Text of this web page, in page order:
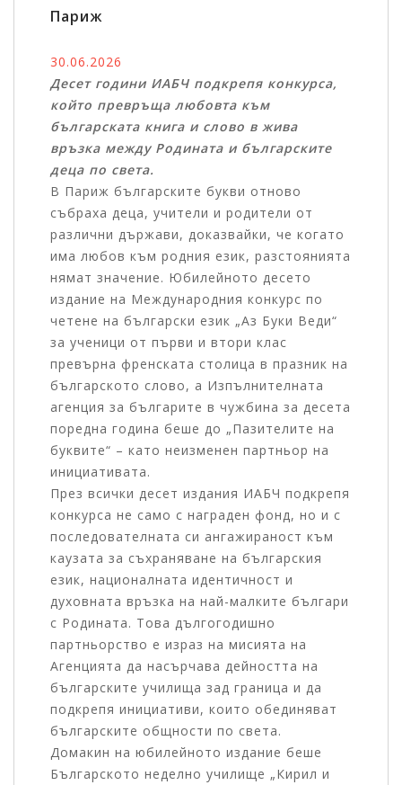
Париж
30.06.2026
Десет години ИАБЧ подкрепя конкурса,
който превръща любовта към
българската книга и слово в жива
връзка между Родината и българските
деца по света.
В Париж българските букви отново
събраха деца, учители и родители от
различни държави, доказвайки, че когато
има любов към родния език, разстоянията
нямат значение. Юбилейното десето
издание на Международния конкурс по
четене на български език „Аз Буки Веди“
за ученици от първи и втори клас
превърна френската столица в празник на
българското слово, а Изпълнителната
агенция за българите в чужбина за десета
поредна година беше до „Пазителите на
буквите“ – като неизменен партньор на
инициативата.
През всички десет издания ИАБЧ подкрепя
конкурса не само с награден фонд, но и с
последователната си ангажираност към
каузата за съхраняване на българския
език, националната идентичност и
духовната връзка на най-малките българи
с Родината. Това дългогодишно
партньорство е израз на мисията на
Агенцията да насърчава дейността на
българските училища зад граница и да
подкрепя инициативи, които обединяват
българските общности по света.
Домакин на юбилейното издание беше
Българското неделно училище „Кирил и